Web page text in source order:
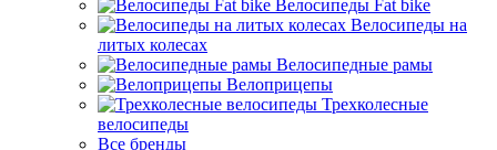
Велосипеды Fat bike
Велосипеды на
литых колесах
Велосипедные рамы
Велоприцепы
Трехколесные
велосипеды
Все бренды